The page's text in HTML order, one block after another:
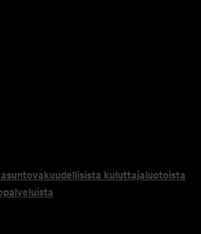
kuluttajaluotoista